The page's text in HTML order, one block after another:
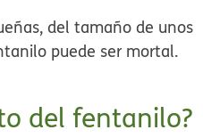
del tamaño de unos
puede ser mortal.
del fentanilo?